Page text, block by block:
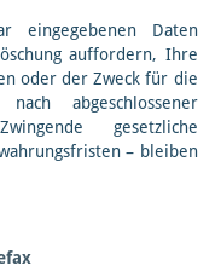
eingegebenen Daten
auffordern, Ihre
oder der Zweck für die
abgeschlossener
gesetzliche
– bleiben